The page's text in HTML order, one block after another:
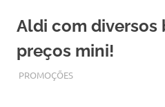
content
Aldi com diversos
preços mini!
OUTUBRO 25, 2017
ADMIN
PROMOÇÕES